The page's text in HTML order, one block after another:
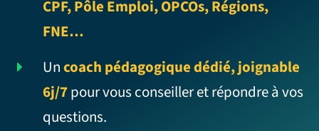
CPF, Pôle Emploi, OPCOs, Régions,
FNE…
Uncoach pédagogique dédié, joignable
6j/7pour vous conseiller et répondre à vos
questions.